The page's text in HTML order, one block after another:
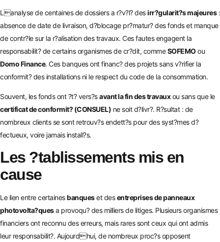
Lanalyse de centaines de dossiers a r?v?l? desirr?gularit?s majeures:
absence de date de livraison, d?blocage pr?matur? des fonds et manque
de contr?le sur la r?alisation des travaux. Ces fautes engagent la
responsabilit? de certains organismes de cr?dit, commeSOFEMOou
Domo Finance. Ces banques ont financ? des projets sans v?rifier la
conformit? des installations ni le respect du code de la consommation.
Souvent, les fonds ont ?t? vers?savant la fin des travauxou sans que le
certificat de conformit? (CONSUEL) ne soit d?livr?. R?sultat : de
nombreux clients se sont retrouv?s endett?s pour des syst?mes d?
fectueux, voire jamais install?s.
Les ?tablissements mis en
cause
Le lien entre certainesbanqueset desentreprises de panneaux
photovolta?quesa provoqu? des milliers de litiges. Plusieurs organismes
financiers ont reconnu des erreurs, mais rares sont ceux qui ont admis
leur responsabilit?. Aujourdhui, de nombreux proc?s opposent